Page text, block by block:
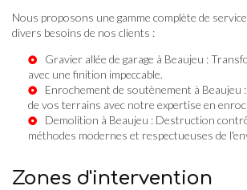
Nous proposons une gamme complète de
divers besoins de nos clients :
Gravier allée de garage à Beaujeu :
avec une finition impeccable.
Enrochement de soutènement à Beaujeu
de vos terrains avec notre expertise en
Demolition à Beaujeu : Destruction
méthodes modernes et respectueuses de
Zones d'intervention